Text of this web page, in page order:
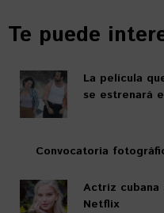
Te puede
La película
se estrenará
Convocatoria
Actriz
Netflix